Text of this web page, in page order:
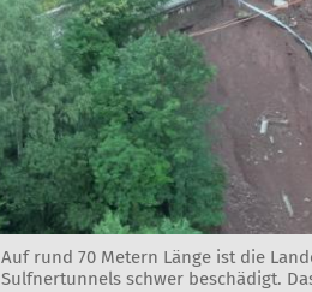
Auf rund 70 Metern Länge ist die
Sulfnertunnels schwer beschädigt.